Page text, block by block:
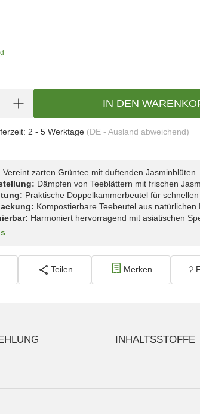
IN DEN
2 - 5 Werktage (DE - Ausland abweichend)
Vereint zarten Grüntee mit duftenden Jasminblüten.
Dämpfen von Teeblättern mit frischen
Praktische Doppelkammerbeutel für schnellen
Kompostierbare Teebeutel aus natürlichen
Harmoniert hervorragend mit asiatischen
Teilen Merken
INHALTSSTOFFE